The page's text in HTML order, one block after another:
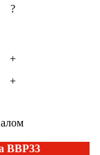
?
+
+
BBP33